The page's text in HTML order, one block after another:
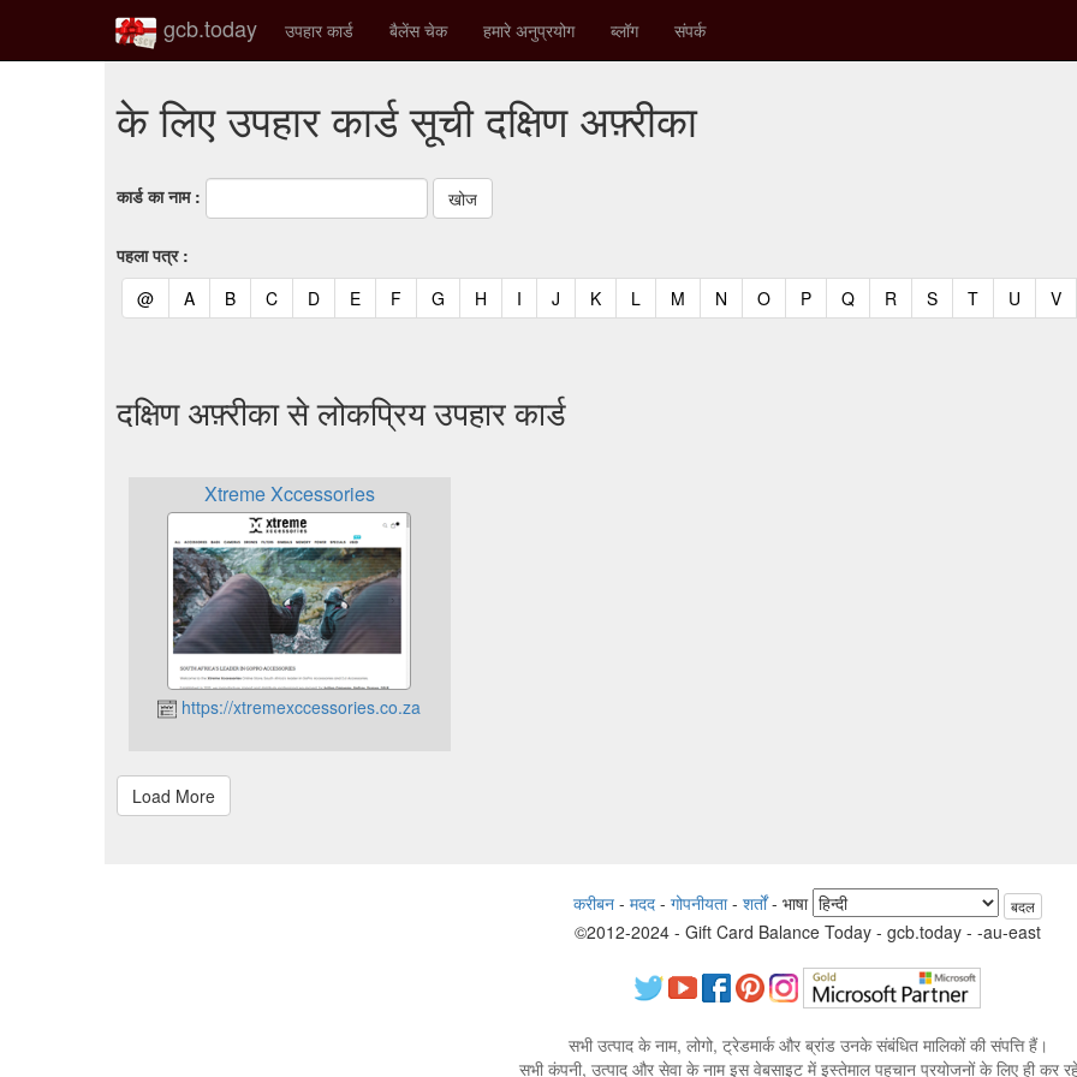
gcb.today उपहार कार्ड बैलेंस चेक हमारे अनुप्रयोग ब्लॉग संपर्क
के लिए उपहार कार्ड सूची दक्षिण अफ़्रीका
कार्ड का नाम :
पहला पत्र :
@(current)
A(current)
B(current)
C(current)
D(current)
E(current)
F(current)
G (current)
H (current)
I (current)
J (current)
K(current)
L (current)
M (current)
N (current)
O(current)
P(current)
Q(current)
R (current)
S(current)
T(current)
U V
दक्षिण अफ़्रीका से लोकप्रिय उपहार कार्ड
Xtreme Xccessories
https://xtremexccessories.co.za
करीबन - मदद - गोपनीयता- शर्तों- भाषा बदल
©2012-2024 - Gift Card Balance Today - gcb.today - -au-east
सभी उत्पाद के नाम, लोगो, ट्रेडमार्क और ब्रांड उनके संबंधित मालिकों की संपत्ति हैं।
सभी कंपनी, उत्पाद और सेवा के नाम इस वेबसाइट में इस्तेमाल पहचान प्रयोजनों के लिए ही कर